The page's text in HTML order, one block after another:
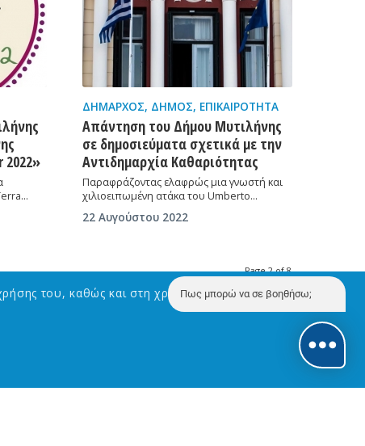
ΔΉΜΑΡΧΟΣ, ΔΉΜΟΣ, ΕΠΙΚΑΙΡΌΤΗΤΑ
Απάντηση του Δήμου Μυτιλήνης
σε δημοσιεύματα σχετικά με την
Αντιδημαρχία Καθαριότητας
Παραφράζοντας ελαφρώς μια γνωστή και
χιλιοειπωμένη ατάκα του Umberto…
22 Αυγούστου 2022
Page 2 of 8
του, καθώς και στη χρήση Cookies με σκοπό την
Πως μπορώ να σε βοηθήσω;